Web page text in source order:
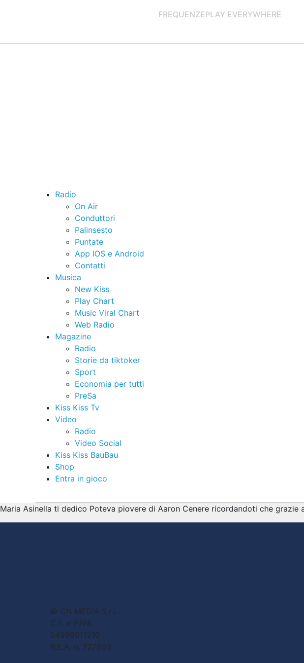
FREQUENZEPLAY EVERYWHERE
Radio
On Air
Conduttori
Palinsesto
Puntate
App IOS e Android
Contatti
Musica
New Kiss
Play Chart
Music Viral Chart
Web Radio
Magazine
Radio
Storie da tiktoker
Sport
Economia per tutti
PreSa
Kiss Kiss Tv
Video
Radio
Video Social
Kiss Kiss BauBau
Shop
Entra in gioco
Maria Asinella ti dedico Poteva piovere di Aaron Cenere ricordandoti che
© CN MEDIA S.r.l.
C.F. e P.IVA
04998911210
R.E.A. n. 727803